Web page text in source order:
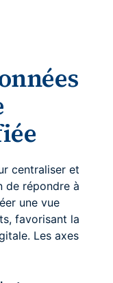
centraliser et
de répondre à
une vue
favorisant la
Les axes